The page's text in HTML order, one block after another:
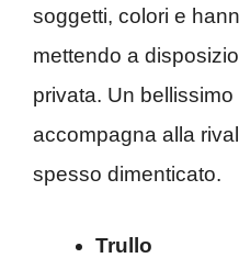
soggetti, colori e
mettendo a
privata. Un
accompagna alla
spesso dimenticato.
Trullo